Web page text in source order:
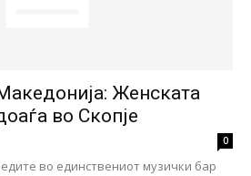
Женската
во Скопје
0
во единствениот музички бар